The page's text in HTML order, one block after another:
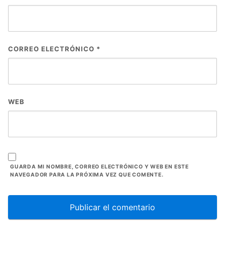
CORREO ELECTRÓNICO *
WEB
GUARDA MI NOMBRE, CORREO ELECTRÓNICO Y WEB EN ESTE
NAVEGADOR PARA LA PRÓXIMA VEZ QUE COMENTE.